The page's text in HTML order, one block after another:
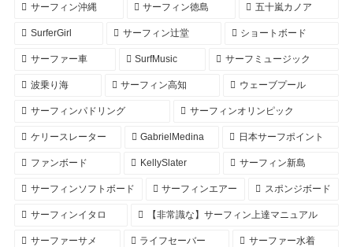
サーフィン沖縄 サーフィン徳島 五十嵐カノア
SurferGirl サーフィン辻堂 ショートボード
サーファー車 SurfMusic サーフミュージック
波乗り海 サーフィン高知 ウェーブプール
サーフィンパドリング サーフィンオリンピック
ケリースレーター GabrielMedina 日本サーフポイント
ファンボード KellySlater サーフィン新島
サーフィンソフトボード サーフィンエアー スポンジボード
サーフィンイタロ 【非常識な】サーフィン上達マニュアル
サーファーサメ ライフセーバー サーファー水着